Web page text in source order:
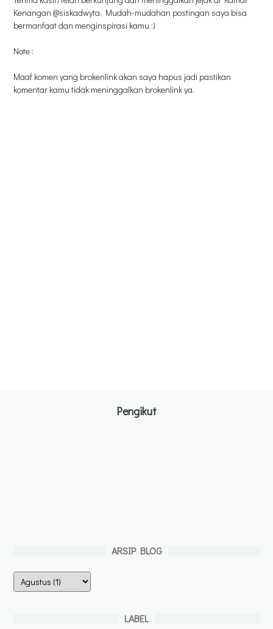
Kenangan @siskadwyta. Mudah-mudahan postingan saya bisa
bermanfaat dan menginspirasi kamu :)
Note :
Maaf komen yang brokenlink akan saya hapus jadi pastikan
komentar kamu tidak meninggalkan brokenlink ya.
Pengikut
ARSIP BLOG
LABEL